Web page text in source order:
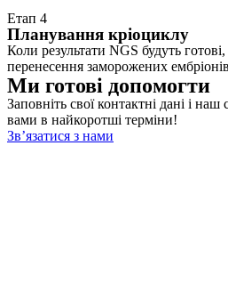
Етап 4
Планування кріоциклу
Коли результати NGS будуть
перенесення заморожених
Ми готові допомогти
Заповніть свої контактні дані і наш
вами в найкоротші терміни!
Зв’язатися з нами